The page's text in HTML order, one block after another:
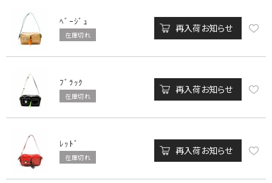
ﾍﾞｰｼﾞｭ
在庫切れ
再入荷お知らせ
ﾌﾞﾗｯｸ
在庫切れ
再入荷お知らせ
ﾚｯﾄﾞ
在庫切れ
再入荷お知らせ